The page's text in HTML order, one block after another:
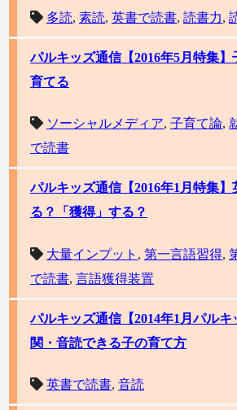
多読, 素読, 英書で読書, 読書力,
パルキッズ通信【2016年5月特集
育てる
ソーシャルメディア, 子育て論,
で読書
パルキッズ通信【2016年1月特集
る？「獲得」する？
大量インプット , 第一言語習得,
で読書, 言語獲得装置
パルキッズ通信【2014年1月パル
関・音読できる子の育て方
英書で読書, 音読